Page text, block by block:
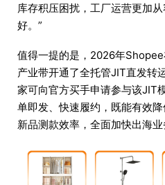
库存积压困扰，工厂运营更加
好。”
值得一提的是，2026年
产业带开通了全托管JIT直发转
家可向官方买手申请参与该JIT
单即发、快速履约，既能有效
新品测款效率，全面加快出海业